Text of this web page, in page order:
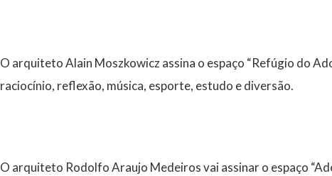
O arquiteto Alain Moszkowicz assina o espaço “Refúgio do
raciocínio, reflexão, música, esporte, estudo e diversão.
O arquiteto Rodolfo Araujo Medeiros vai assinar o espaço